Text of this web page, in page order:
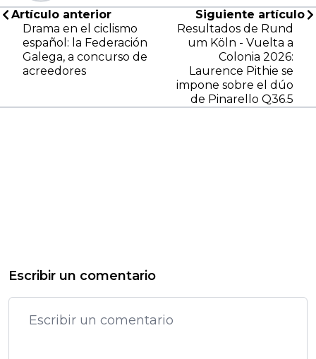
Artículo anterior
Drama en el ciclismo
español: la Federación
Galega, a concurso de
acreedores
Siguiente artículo
Resultados de Rund
um Köln - Vuelta a
Colonia 2026:
Laurence Pithie se
impone sobre el dúo
de Pinarello Q36.5
Escribir un comentario